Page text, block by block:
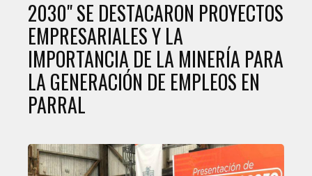
2030" SE DESTACARON PROYECTOS
EMPRESARIALES Y LA
IMPORTANCIA DE LA MINERÍA PARA
LA GENERACIÓN DE EMPLEOS EN
PARRAL